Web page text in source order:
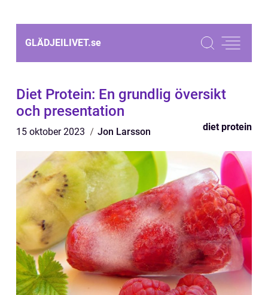
GLÄDJEILIVET.se
Diet Protein: En grundlig översikt
och presentation
15 oktober 2023 Jon Larsson diet protein